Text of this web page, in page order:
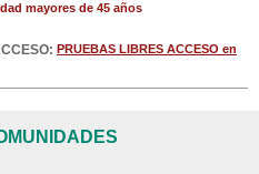
mayores de 45 años
PRUEBAS LIBRES ACCESO en